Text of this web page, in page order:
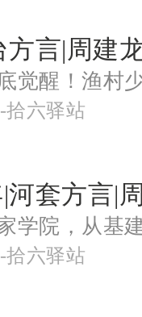
拾六驿站
拾六驿站